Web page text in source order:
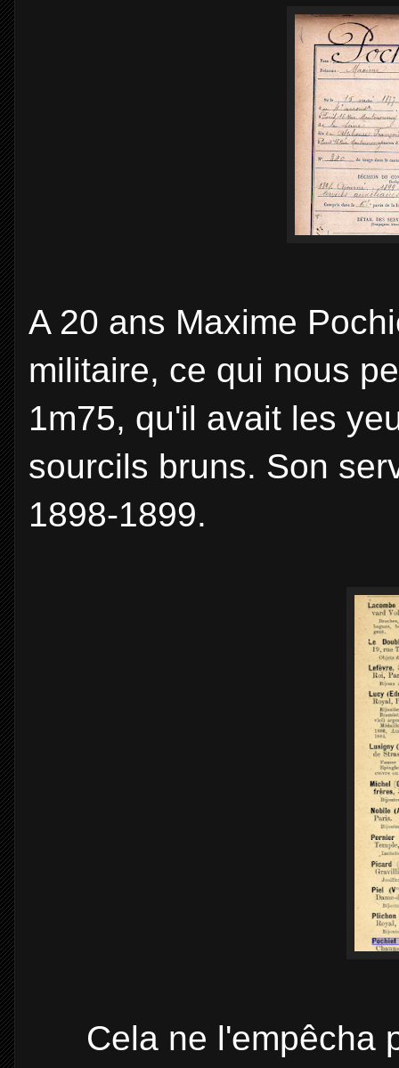
A 20 ans Maxime
militaire, ce qui nous
1m75, qu'il avait les
sourcils bruns. Son
1898-1899.
Cela ne l'empêcha